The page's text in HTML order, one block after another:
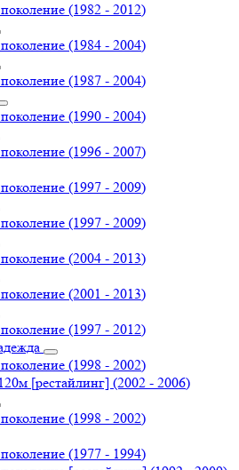
(1982 - 2012)
(1984 - 2004)
(1987 - 2004)
(1990 - 2004)
(1996 - 2007)
(1997 - 2009)
(1997 - 2009)
(2004 - 2013)
(2001 - 2013)
(1997 - 2012)
(1998 - 2002)
[рестайлинг] (2002 - 2006)
(1998 - 2002)
(1977 - 1994)